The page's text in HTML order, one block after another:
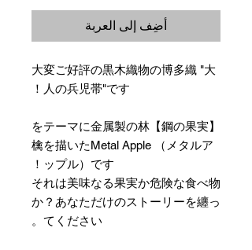
أضِف إلى العربة
大変ご好評の黒木織物の博多織 "大
人の兵児帯"です！
【鋼の果実】をテーマに金属製の林
檎を描いたMetal Apple （メタルア
ップル）です！
それは美味なる果実か危険な食べ物
か？あなただけのストーリーを纏っ
てください。